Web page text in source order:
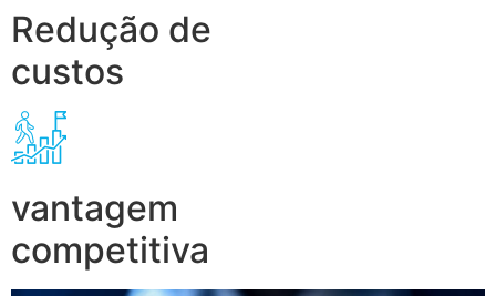
Redução de
custos
vantagem
competitiva